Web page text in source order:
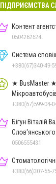
ПІДПРИЄМСТВА
Контент
0504262624
Система
+380(67)340-49-
★ BusMaster
+380(67)599-04-
Бігун Віталій
Слов'янського
Дон.обл.
0506555431
+380(66)307-55-